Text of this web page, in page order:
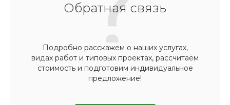
Обратная связь
Подробно расскажем о наших услугах,
видах работ и типовых проектах, рассчитаем
стоимость и подготовим индивидуальное
предложение!